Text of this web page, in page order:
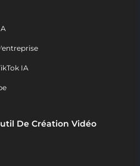
IA
De Création Vidéo